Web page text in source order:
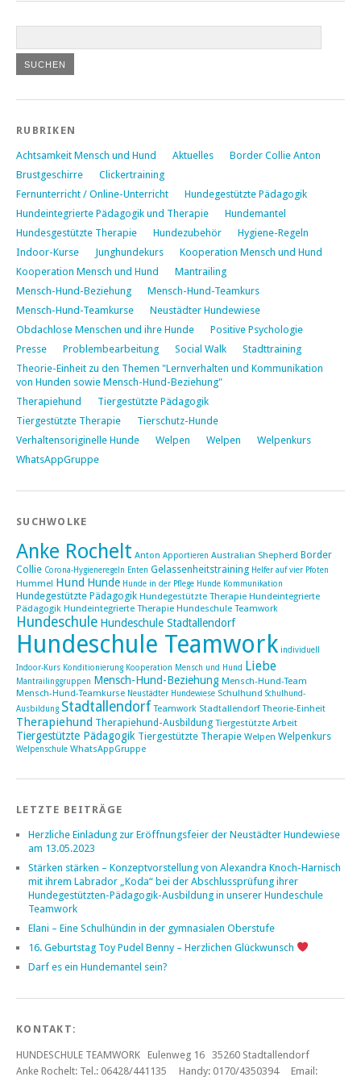
RUBRIKEN
Achtsamkeit Mensch und Hund Aktuelles
Border Collie Anton
Brustgeschirre
Clickertraining
Fernunterricht / Online-Unterricht
Hundegestützte Pädagogik
Hundeintegrierte Pädagogik und Therapie
Hundemantel
Hundesgestützte Therapie
Hundezubehör
Hygiene-Regeln
Indoor-Kurse
Junghundekurs
Kooperation Mensch und Hund
Kooperation Mensch und Hund
Mantrailing
Mensch-Hund-Beziehung
Mensch-Hund-Teamkurs
Mensch-Hund-Teamkurse
Neustädter Hundewiese
Obdachlose Menschen und ihre Hunde
Positive Psychologie
Presse
Problembearbeitung Social Walk
Stadttraining
Theorie-Einheit zu den Themen "Lernverhalten und Kommunikation
von Hunden sowie Mensch-Hund-Beziehung"
Therapiehund
Tiergestützte Pädagogik
Tiergestützte Therapie
Tierschutz-Hunde
Verhaltensoriginelle Hunde
Welpen Welpen
Welpenkurs
WhatsAppGruppe
SUCHWOLKE
Anke Rochelt Anton Apportieren Australian Shepherd Border
Collie Corona-Hygieneregeln Enten Gelassenheitstraining Helfer auf vier Pfoten
Hummel Hund Hunde Hunde in der Pflege Hunde Kommunikation
Hundegestützte Pädagogik Hundegestützte Therapie Hundeintegrierte
Pädagogik Hundeintegrierte Therapie Hundeschule Teamwork
Hundeschule Hundeschule Stadtallendorf
Hundeschule Teamwork individuell
Indoor-Kurs Konditionierung Kooperation Mensch und Hund Liebe
Mantrailinggruppen Mensch-Hund-Beziehung Mensch-Hund-Team
Mensch-Hund-Teamkurse Neustädter Hundewiese Schulhund Schulhund-
Ausbildung Stadtallendorf Teamwork Stadtallendorf Theorie-Einheit
Therapiehund Therapiehund-Ausbildung Tiergestützte Arbeit
Tiergestützte Pädagogik Tiergestützte Therapie Welpen Welpenkurs
Welpenschule WhatsAppGruppe
LETZTE BEITRÄGE
Herzliche Einladung zur Eröffnungsfeier der Neustädter Hundewiese
am 13.05.2023
Stärken stärken – Konzeptvorstellung von Alexandra Knoch-Harnisch
mit ihrem Labrador „Koda“ bei der Abschlussprüfung ihrer
Hundegestützten-Pädagogik-Ausbildung in unserer Hundeschule
Teamwork
Elani – Eine Schulhündin in der gymnasialen Oberstufe
16. Geburtstag Toy Pudel Benny – Herzlichen Glückwunsch
Darf es ein Hundemantel sein?
KONTAKT:
HUNDESCHULE TEAMWORK Eulenweg 16 35260 Stadtallendorf
Anke Rochelt: Tel.: 06428/441135 Handy: 0170/4350394 Email: